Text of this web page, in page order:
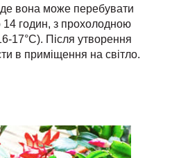
де вона може перебувати
14 годин, з прохолодною
17°C). Після утворення
в приміщення на світло.